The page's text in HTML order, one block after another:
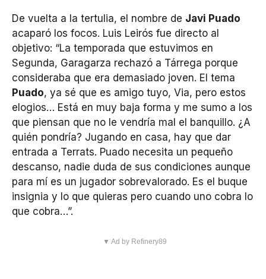
De vuelta a la tertulia, el nombre de Javi Puado
acaparó los focos. Luis Leirós fue directo al
objetivo: “La temporada que estuvimos en
Segunda, Garagarza rechazó a Tárrega porque
consideraba que era demasiado joven. El tema
Puado, ya sé que es amigo tuyo, Via, pero estos
elogios… Está en muy baja forma y me sumo a los
que piensan que no le vendría mal el banquillo. ¿A
quién pondría? Jugando en casa, hay que dar
entrada a Terrats. Puado necesita un pequeño
descanso, nadie duda de sus condiciones aunque
para mí es un jugador sobrevalorado. Es el buque
insignia y lo que quieras pero cuando uno cobra lo
que cobra…”.
▼ Ad by Refinery89